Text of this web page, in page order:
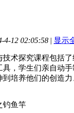
4-12 02:05:58 | 显示
术探究课程包括
，学生们亲自动
培养他们的创造
钓鱼竿